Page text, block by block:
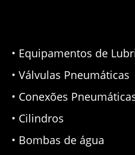
• Equipamentos de
• Válvulas Pneumáticas
• Conexões
• Cilindros
• Bombas de água